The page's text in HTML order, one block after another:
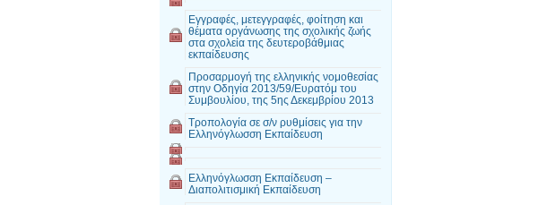
Εγγραφές, μετεγγραφές, φοίτηση και
θέματα οργάνωσης της σχολικής ζωής
στα σχολεία της δευτεροβάθμιας
εκπαίδευσης
Προσαρμογή της ελληνικής νομοθεσίας
στην Οδηγία 2013/59/Ευρατόμ του
Συμβουλίου, της 5ης Δεκεμβρίου 2013
Τροπολογία σε σ/ν ρυθμίσεις για την
Ελληνόγλωσση Εκπαίδευση
Ελληνόγλωσση Εκπαίδευση –
Διαπολιτισμική Εκπαίδευση